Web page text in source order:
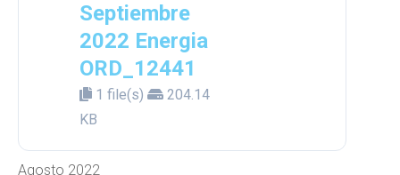
Septiembre
2022 Energia
ORD_12441
1 file(s)
204.14
KB
Agosto 2022